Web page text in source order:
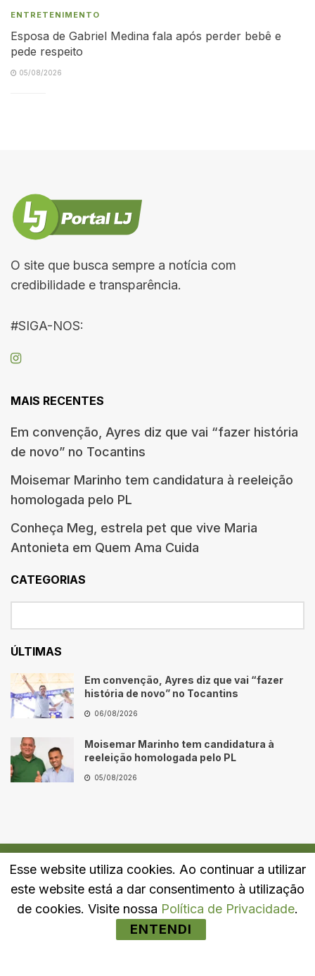
ENTRETENIMENTO
Esposa de Gabriel Medina fala após perder bebê e
pede respeito
05/08/2026
O site que busca sempre a notícia com
credibilidade e transparência.
#SIGA-NOS:
MAIS RECENTES
Em convenção, Ayres diz que vai “fazer história
de novo” no Tocantins
Moisemar Marinho tem candidatura à reeleição
homologada pelo PL
Conheça Meg, estrela pet que vive Maria
Antonieta em Quem Ama Cuida
CATEGORIAS
ÚLTIMAS
Em convenção, Ayres diz que vai “fazer
história de novo” no Tocantins
06/08/2026
Moisemar Marinho tem candidatura à
reeleição homologada pelo PL
05/08/2026
Quem Somos Fale Conosco Política de Privacidade
Esse website utiliza cookies. Ao continuar a utilizar
este website está a dar consentimento à utilização
de cookies. Visite nossa Política de Privacidade.
ENTENDI